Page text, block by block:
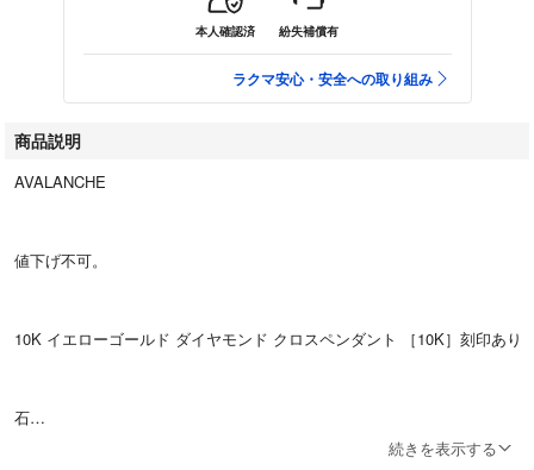
本人確認済 紛失補償有
ラクマ安心・安全への取り組み
商品説明
AVALANCHE
値下げ不可。
10K イエローゴールド ダイヤモンド クロスペンダント ［10K］刻印あり
石
続きを表示する